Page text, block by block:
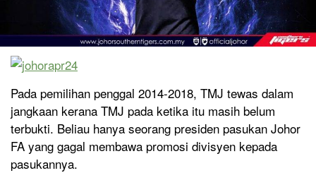
Pada pemilihan penggal 2014-2018, TMJ tewas dalam
jangkaan kerana TMJ pada ketika itu masih belum
terbukti. Beliau hanya seorang presiden pasukan Johor
FA yang gagal membawa promosi divisyen kepada
pasukannya.